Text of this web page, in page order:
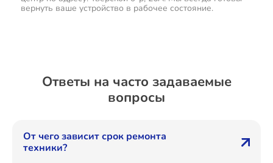
вернуть ваше устройство в рабочее состояние.
Ответы на часто задаваемые
вопросы
От чего зависит срок ремонта
техники?